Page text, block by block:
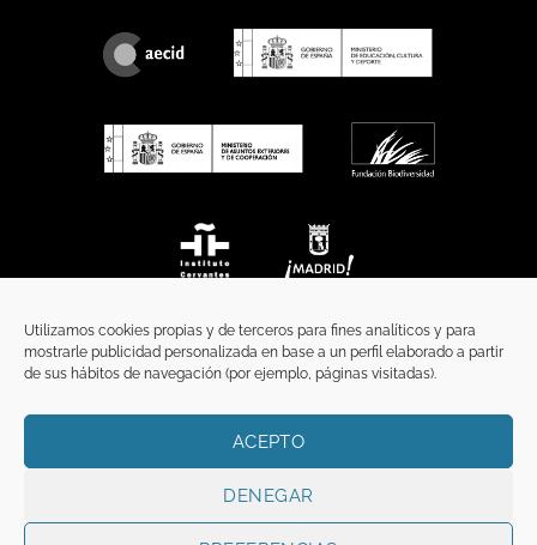
Utilizamos cookies propias y de terceros para fines analíticos y para
mostrarle publicidad personalizada en base a un perfil elaborado a partir
de sus hábitos de navegación (por ejemplo, páginas visitadas).
ACEPTO
DENEGAR
TÉRMINOS Y CONDICIONES
Copyright 2026 ©FunciFUNCI es titular de los derechos de propiedad